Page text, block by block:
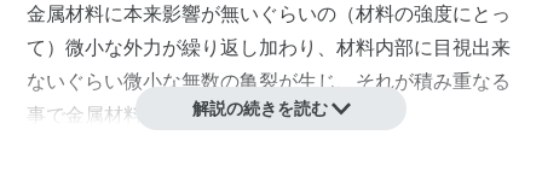
金属材料に本来影響が無いぐらいの（材料の強度にとっ
て）微小な外力が繰り返し加わり、材料内部に目視出来
ないぐらい微小な無数の亀裂が生じ、それが積み重なる
事で金属材料が突然割れること。
解説の続きを読む